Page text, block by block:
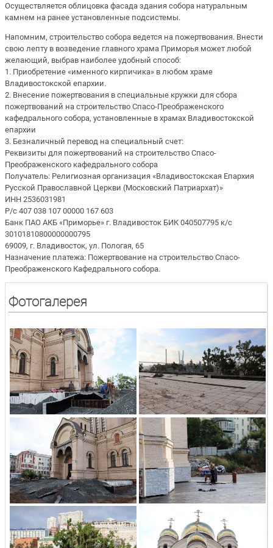
Осуществляется облицовка фасада здания собора натуральным
камнем на ранее установленные подсистемы.
Напомним, строительство собора ведется на пожертвования. Внести
свою лепту в возведение главного храма Приморья может любой
желающий, выбрав наиболее удобный способ:
1. Приобретение «именного кирпичика» в любом храме
Владивостокской епархии.
2. Внесение пожертвования в специальные кружки для сбора
пожертвований на строительство Спасо-Преображенского
кафедрального собора, установленные в храмах Владивостокской
епархии
3. Безналичный перевод на специальный счет:
Реквизиты для пожертвований на строительство Спасо-
Преображенского кафедрального собора
Получатель: Религиозная организация «Владивостокская Епархия
Русской Православной Церкви (Московский Патриархат)»
ИНН 2536031981
Р/с 407 038 107 00000 167 603
Банк ПАО АКБ «Приморье» г. Владивосток БИК 040507795 к/с
30101810800000000795
69009, г. Владивосток, ул. Пологая, 65
Назначение платежа: Пожертвование на строительство Спасо-
Преображенского Кафедрального собора.
Фотогалерея